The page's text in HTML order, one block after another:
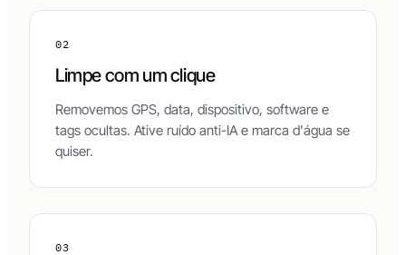
02
Limpe com um clique
Removemos GPS, data, dispositivo, software e
tags ocultas. Ative ruído anti-IA e marca d'água se
quiser.
03